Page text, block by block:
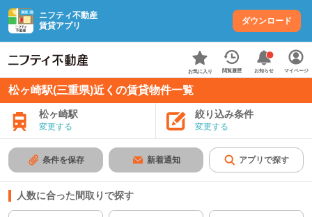
ニフティ不動産
賃貸アプリ
ダウンロード
お気に入り 閲覧履歴 お知らせ マイページ
松ヶ崎駅(三重県)近くの賃貸物件一覧
松ヶ崎駅
変更する
絞り込み条件
変更する
条件を保存 新着通知 アプリで探す
人数に合った間取りで探す